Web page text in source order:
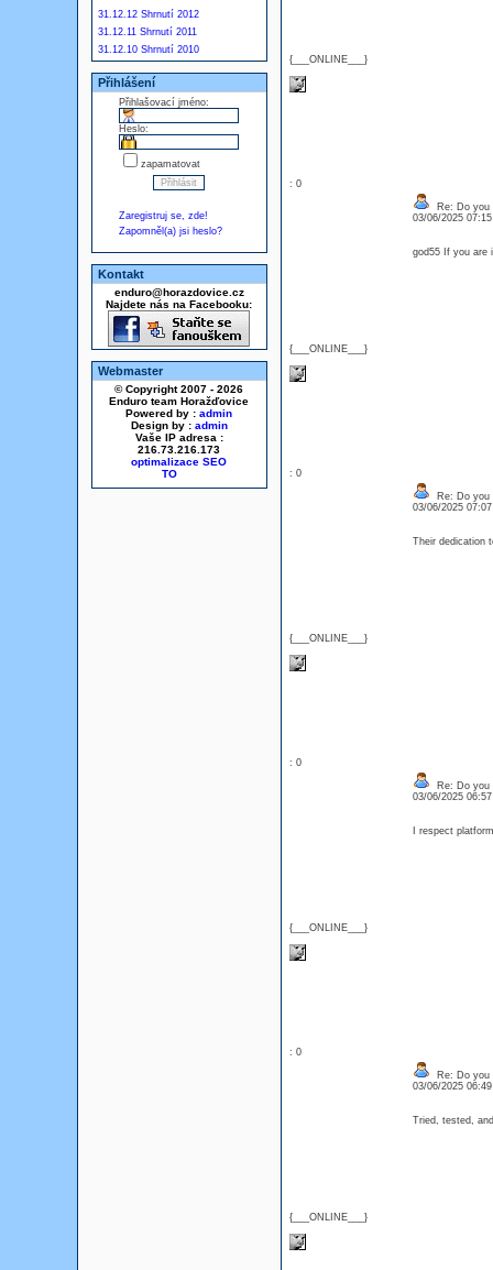
31.12.12 Shrnutí 2012
31.12.11 Shrnutí 2011
31.12.10 Shrnutí 2010
Přihlášení
Přihlašovací jméno:
Heslo:
zapamatovat
Zaregistruj se, zde!
Zapomněl(a) jsi heslo?
Kontakt
enduro@horazdovice.cz
Najdete nás na Facebooku:
Webmaster
© Copyright 2007 - 2026
Enduro team Horažďovice
Powered by : admin
Design by : admin
Vaše IP adresa :
216.73.216.173
optimalizace SEO
{___ONLINE___}
: 0
{___ONLINE___}
Re: Do you
03/06/2025
god55 If you are
: 0
{___ONLINE___}
Re: Do you
03/06/2025
Their dedication
: 0
{___ONLINE___}
Re: Do you
03/06/2025
I respect
: 0
{___ONLINE___}
Re: Do you
03/06/2025
Tried, tested,